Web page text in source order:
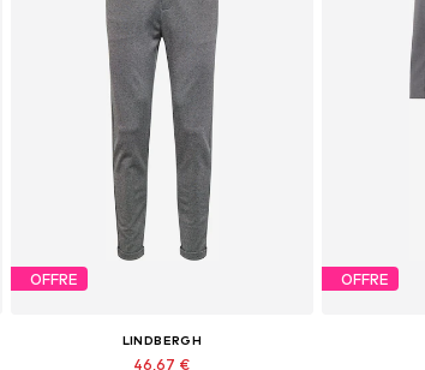
OFFRE
LINDBERGH
46,67 €
OFFRE